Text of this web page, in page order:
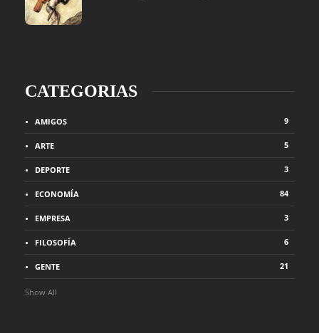
CATEGORIAS
AMIGOS 9
ARTE 5
DEPORTE 3
ECONOMÍA 84
EMPRESA 3
FILOSOFÍA 6
GENTE 21
Show All